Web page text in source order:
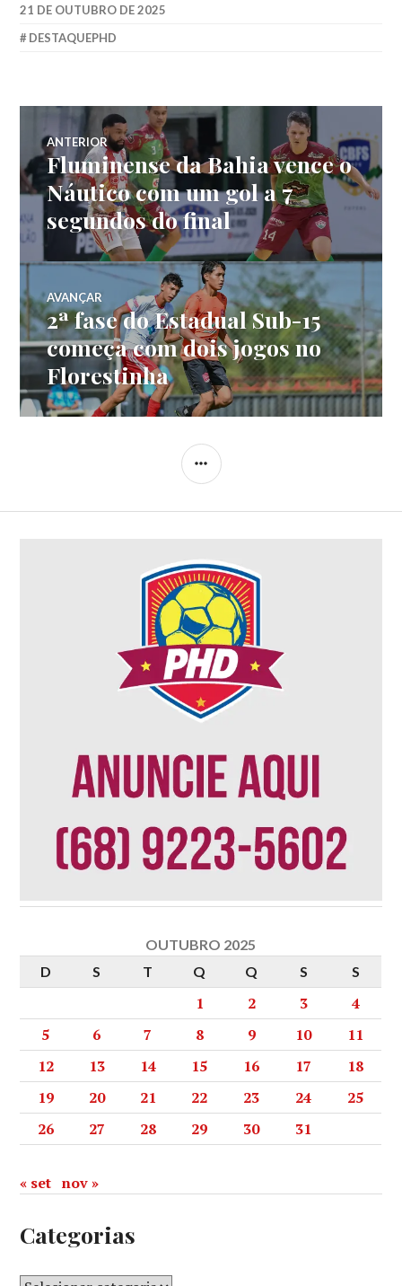
21 DE OUTUBRO DE 2025
DESTAQUEPHD
ANTERIOR
Fluminense da Bahia vence o
Náutico com um gol a 7
segundos do final
AVANÇAR
2ª fase do Estadual Sub-15
começa com dois jogos no
Florestinha
OUTUBRO 2025
D
S T Q Q S S
1 2 3
4
5
6 7 8 9 10
11
12
13 14 15 16 17
18
19
20 21 22 23 24
25
26
27 28 29 30 31
« set nov »
Categorias